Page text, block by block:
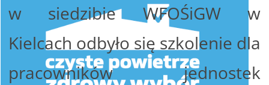
w siedzibie WFOŚiGW w
Kielcach odbyło się szkolenie dla
pracowników jednostek